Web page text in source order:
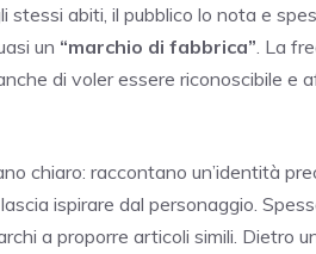
abiti, il pubblico lo nota e
un “marchio di fabbrica” . La
di voler essere riconoscibile e
chiaro: raccontano un’identità
ispirare dal personaggio.
a proporre articoli simili. Dietro